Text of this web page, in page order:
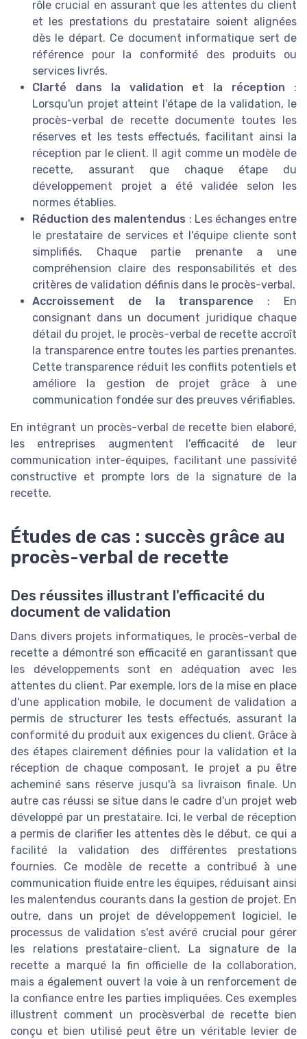
rôle crucial en assurant que les attentes du client
et les prestations du prestataire soient alignées
dès le départ. Ce document informatique sert de
référence pour la conformité des produits ou
services livrés.
Clarté dans la validation et la réception :
Lorsqu'un projet atteint l'étape de la validation, le
procès-verbal de recette documente toutes les
réserves et les tests effectués, facilitant ainsi la
réception par le client. Il agit comme un modèle de
recette, assurant que chaque étape du
développement projet a été validée selon les
normes établies.
Réduction des malentendus : Les échanges entre
le prestataire de services et l'équipe cliente sont
simplifiés. Chaque partie prenante a une
compréhension claire des responsabilités et des
critères de validation définis dans le procès-verbal.
Accroissement de la transparence : En
consignant dans un document juridique chaque
détail du projet, le procès-verbal de recette accroît
la transparence entre toutes les parties prenantes.
Cette transparence réduit les conflits potentiels et
améliore la gestion de projet grâce à une
communication fondée sur des preuves vérifiables.
En intégrant un procès-verbal de recette bien elaboré,
les entreprises augmentent l'efficacité de leur
communication inter-équipes, facilitant une passivité
constructive et prompte lors de la signature de la
recette.
Études de cas : succès grâce au
procès-verbal de recette
Des réussites illustrant l'efficacité du
document de validation
Dans divers projets informatiques, le procès-verbal de
recette a démontré son efficacité en garantissant que
les développements sont en adéquation avec les
attentes du client. Par exemple, lors de la mise en place
d'une application mobile, le document de validation a
permis de structurer les tests effectués, assurant la
conformité du produit aux exigences du client. Grâce à
des étapes clairement définies pour la validation et la
réception de chaque composant, le projet a pu être
acheminé sans réserve jusqu'à sa livraison finale. Un
autre cas réussi se situe dans le cadre d'un projet web
développé par un prestataire. Ici, le verbal de réception
a permis de clarifier les attentes dès le début, ce qui a
facilité la validation des différentes prestations
fournies. Ce modèle de recette a contribué à une
communication fluide entre les équipes, réduisant ainsi
les malentendus courants dans la gestion de projet. En
outre, dans un projet de développement logiciel, le
processus de validation s'est avéré crucial pour gérer
les relations prestataire-client. La signature de la
recette a marqué la fin officielle de la collaboration,
mais a également ouvert la voie à un renforcement de
la confiance entre les parties impliquées. Ces exemples
illustrent comment un procèsverbal de recette bien
conçu et bien utilisé peut être un véritable levier de